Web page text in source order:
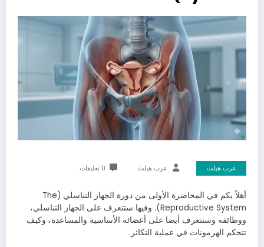
عرب هيلث عرب هيلث 0 تعليقات
أهلاً بكم في المحاضرة الأولى من دورة الجهاز التناسلي (The
Reproductive System). وفيها ستتعرف على الجهاز التناسلي،
ووظائفه وستتعرف أيضا على أعضائه الأساسية والمساعدة، وكيف
تتحكم الهرمونات في عملية التكاثر.